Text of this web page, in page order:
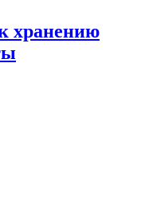
хранению